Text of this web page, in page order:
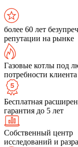
более 60 лет
репутации на рынке
Газовые котлы под
потребности клиента
Бесплатная
гарантия до 5 лет
Собственный центр
исследований и